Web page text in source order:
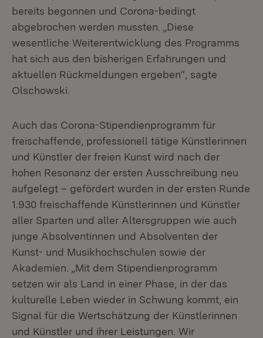
bereits begonnen und Corona-bedingt
abgebrochen werden mussten. „Diese
wesentliche Weiterentwicklung des Programms
hat sich aus den bisherigen Erfahrungen und
aktuellen Rückmeldungen ergeben“, sagte
Olschowski.
Auch das Corona-Stipendienprogramm für
freischaffende, professionell tätige Künstlerinnen
und Künstler der freien Kunst wird nach der
hohen Resonanz der ersten Ausschreibung neu
aufgelegt – gefördert wurden in der ersten Runde
1.930 freischaffende Künstlerinnen und Künstler
aller Sparten und aller Altersgruppen wie auch
junge Absolventinnen und Absolventen der
Kunst- und Musikhochschulen sowie der
Akademien. „Mit dem Stipendienprogramm
setzen wir als Land in einer Phase, in der das
kulturelle Leben wieder in Schwung kommt, ein
Signal für die Wertschätzung der Künstlerinnen
und Künstler und ihrer Leistungen. Wir